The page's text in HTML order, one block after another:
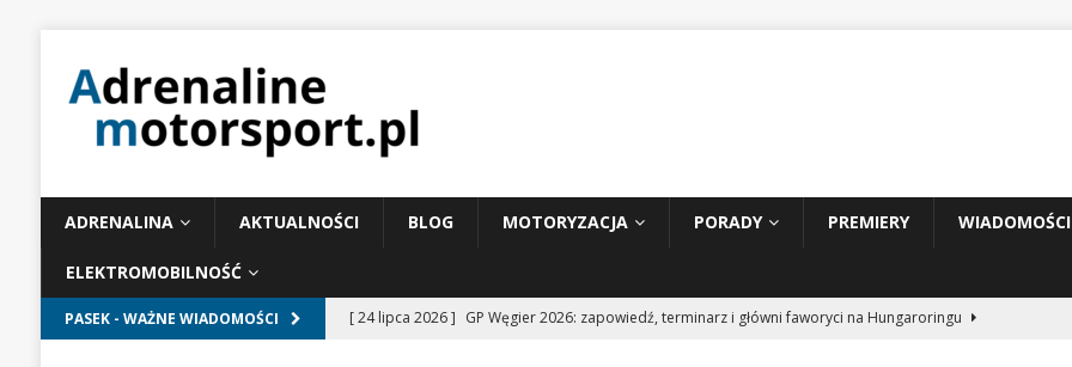
ADRENALINA AKTUALNOŚCI BLOG MOTORYZACJA PORADY PREMIERY WIADOMOŚCI
ELEKTROMOBILNOŚĆ
PASEK - WAŻNE WIADOMOŚCI [ 24 lipca 2026 ] GP Węgier 2026: zapowiedź, terminarz i główni faworyci na Hungaroringu